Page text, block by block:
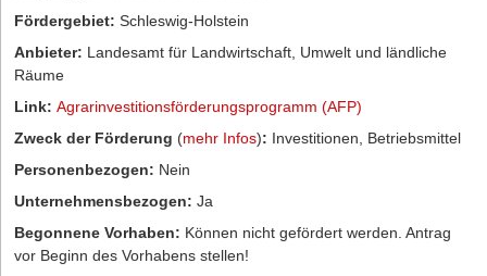
Fördergebiet: Schleswig-Holstein
Anbieter: Landesamt für Landwirtschaft, Umwelt und ländliche
Räume
Link: Agrarinvestitionsförderungsprogramm (AFP)
Zweck der Förderung (mehr Infos): Investitionen, Betriebsmittel
Personenbezogen: Nein
Unternehmensbezogen: Ja
Begonnene Vorhaben: Können nicht gefördert werden. Antrag
vor Beginn des Vorhabens stellen!